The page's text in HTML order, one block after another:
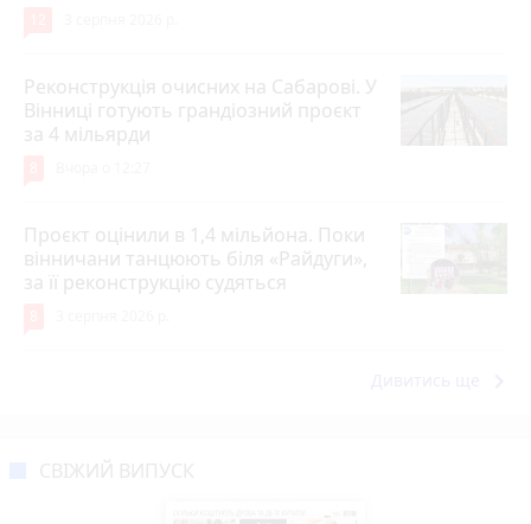
Реконструкція очисних на Сабарові. У
Вінниці готують грандіозний проєкт
за 4 мільярди
Проєкт оцінили в 1,4 мільйона. Поки
вінничани танцюють біля «Райдуги»,
за її реконструкцію судяться